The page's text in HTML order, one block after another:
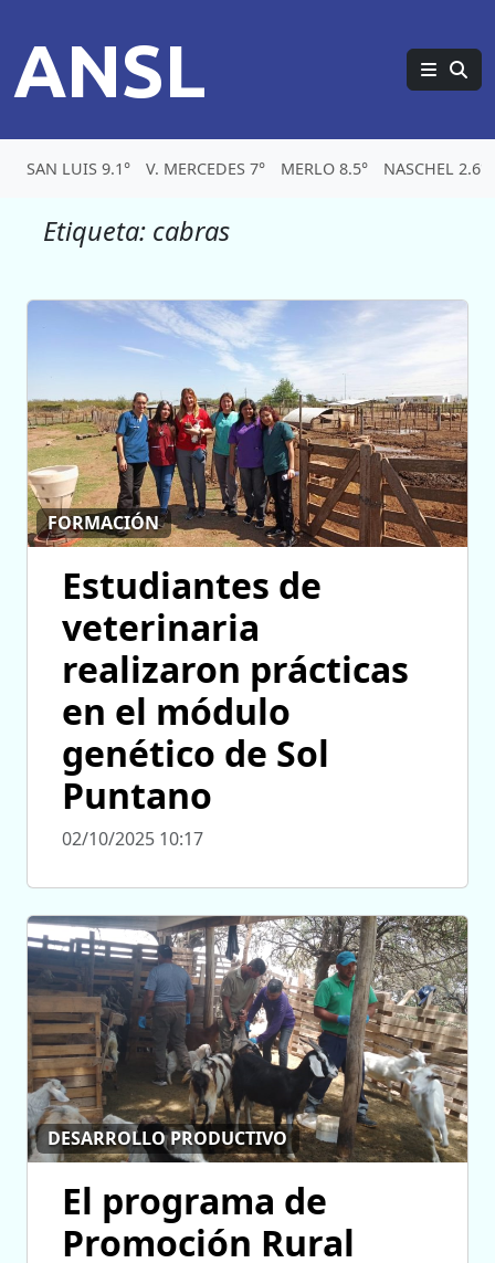
ANSL
SAN LUIS 9.1° V. MERCEDES 7° MERLO 8.5° NASCHEL 2.6°
Etiqueta: cabras
FORMACIÓN
Estudiantes de
veterinaria
realizaron prácticas
en el módulo
genético de Sol
Puntano
02/10/2025 10:17
DESARROLLO PRODUCTIVO
El programa de
Promoción Rural